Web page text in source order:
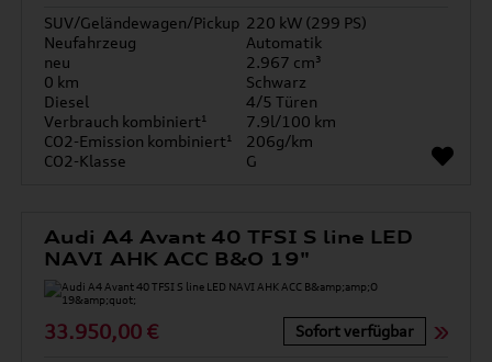
SUV/Geländewagen/Pickup 220 kW (299 PS)
Neufahrzeug
Automatik
neu
2.967 cm³
0 km
Schwarz
Diesel
4/5 Türen
Verbrauch kombiniert¹
7.9l/100 km
CO2-Emission kombiniert¹
206g/km
CO2-Klasse
G
Audi A4 Avant 40 TFSI S line LED
NAVI AHK ACC B&O 19"
33.950,00 € Sofort verfügbar